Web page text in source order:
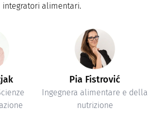
integratori alimentari.
Pia Fistrović
Ingegnera alimentare e della
nutrizione